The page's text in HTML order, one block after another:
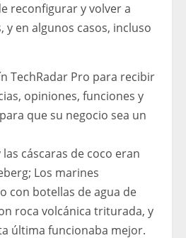
reconfigurar y volver a
en algunos casos, incluso
TechRadar Pro para recibir
opiniones, funciones y
que su negocio sea un
cáscaras de coco eran
Los marines
con botellas de agua de
roca volcánica triturada, y
última funcionaba mejor.